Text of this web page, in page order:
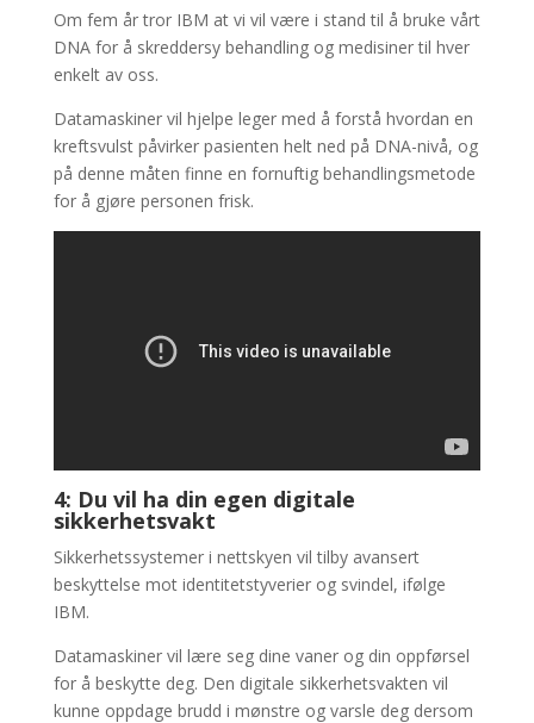
Om fem år tror IBM at vi vil være i stand til å bruke vårt
DNA for å skreddersy behandling og medisiner til hver
enkelt av oss.
Datamaskiner vil hjelpe leger med å forstå hvordan en
kreftsvulst påvirker pasienten helt ned på DNA-nivå, og
på denne måten finne en fornuftig behandlingsmetode
for å gjøre personen frisk.
4: Du vil ha din egen digitale
sikkerhetsvakt
Sikkerhetssystemer i nettskyen vil tilby avansert
beskyttelse mot identitetstyverier og svindel, ifølge
IBM.
Datamaskiner vil lære seg dine vaner og din oppførsel
for å beskytte deg. Den digitale sikkerhetsvakten vil
kunne oppdage brudd i mønstre og varsle deg dersom